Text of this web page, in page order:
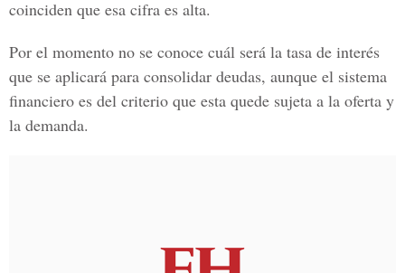
coinciden que esa cifra es alta.
Por el momento no se conoce cuál será la tasa de interés
que se aplicará para consolidar deudas, aunque el sistema
financiero es del criterio que esta quede sujeta a la oferta y
la demanda.